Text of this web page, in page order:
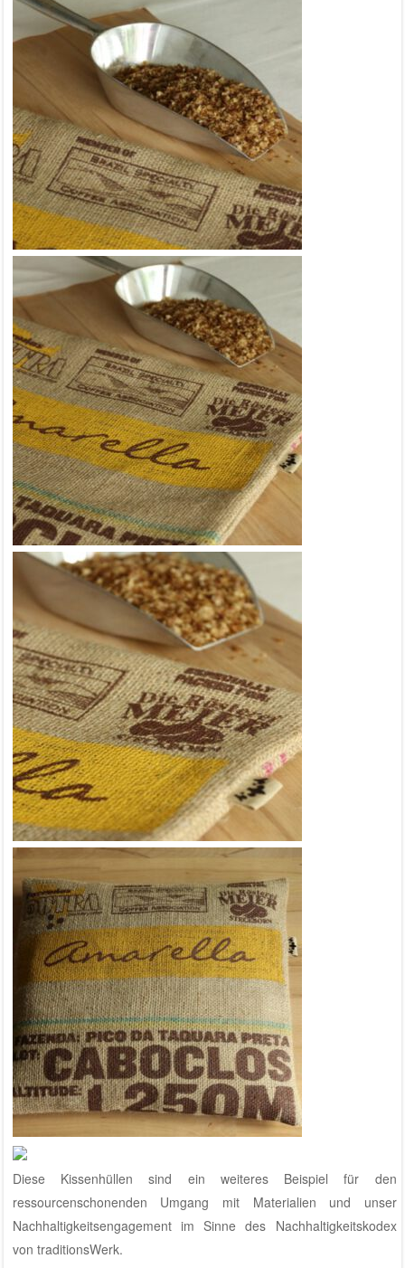
Diese Kissenhüllen sind ein weiteres Beispiel für den
ressourcenschonenden Umgang mit Materialien und unser
Nachhaltigkeitsengagement im Sinne des Nachhaltigkeitskodex
von traditionsWerk.